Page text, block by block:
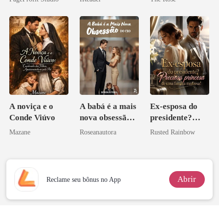
Verdadeira
Companheira
A noviça e o
Conde Viúvo
Mazane
A babá é a mais
nova obsessão
do CEO
Roseanautora
Ex-esposa do
presidente?
Preciosa
mafiosa!
Rusted Rainbow
Reclame seu bônus no App Abrir